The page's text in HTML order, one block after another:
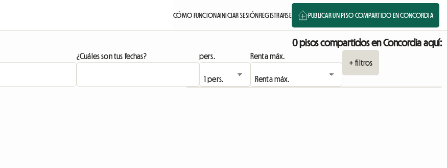
CÓMO FUNCIONAINICIAR SESIÓNREGISTRARSE PUBLICAR UN PISO COMPARTIDO EN CONCORDIA
0 pisos compartidos en Concordia aquí:
¿Cuáles son tus fechas? pers.
Renta máx.
+ filtros